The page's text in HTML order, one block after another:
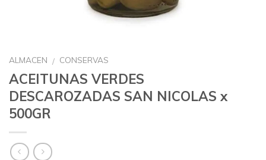
ALMACEN / CONSERVAS
ACEITUNAS VERDES
DESCAROZADAS SAN NICOLAS x
500GR